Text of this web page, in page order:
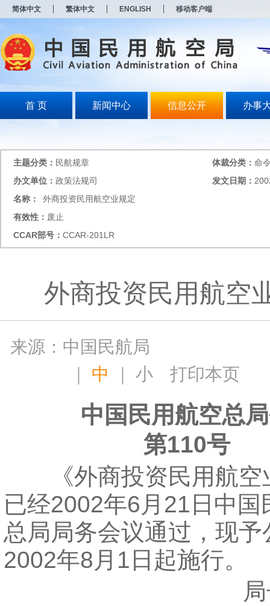
简体中文 繁体中文 ENGLISH 移动客户端
首 页 新闻中心 信息公开 办事
主题分类： 民航规章 体裁分类： 命
办文单位： 政策法规司 发文日期：
名称：
外商投资民用航空业规定
有效性： 废止
CCAR部号： CCAR-201LR
外商投资民用航空
来源：中国民航局
｜ 中 ｜小 打印本页
中国民用航空总
第110号
《外商投资民用航空
已经2002年6月21日中国
总局局务会议通过，现予
2002年8月1日起施行。
局
打
开
无
障
说